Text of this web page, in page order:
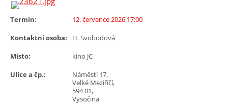
Termín:
12. července 2026 17:00
Kontaktní osoba:
H. Svobodová
Místo:
kino JC
Ulice a čp.:
Náměstí 17,
Velké Meziříčí,
594 01,
Vysočina